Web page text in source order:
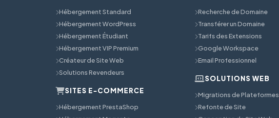
Hébergement Standard
Hébergement WordPress
Hébergement Étudiant
Hébergement VIP Premium
Créateur de Site Web
Solutions Revendeurs
SITES E-COMMERCE
Hébergement PrestaShop
Recherche de Domaine
Transférer un Domaine
Tarifs des Extensions
Google Workspace
Email Professionnel
SOLUTIONS WEB
Migrations de Plateformes
Refonte de Site